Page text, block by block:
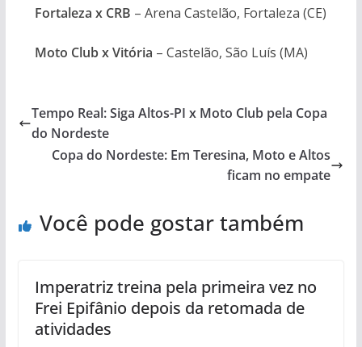
Fortaleza x CRB – Arena Castelão, Fortaleza (CE)
Moto Club x Vitória – Castelão, São Luís (MA)
Tempo Real: Siga Altos-PI x Moto Club pela Copa
do Nordeste
Copa do Nordeste: Em Teresina, Moto e Altos
ficam no empate
Você pode gostar também
Imperatriz treina pela primeira vez no
Frei Epifânio depois da retomada de
atividades